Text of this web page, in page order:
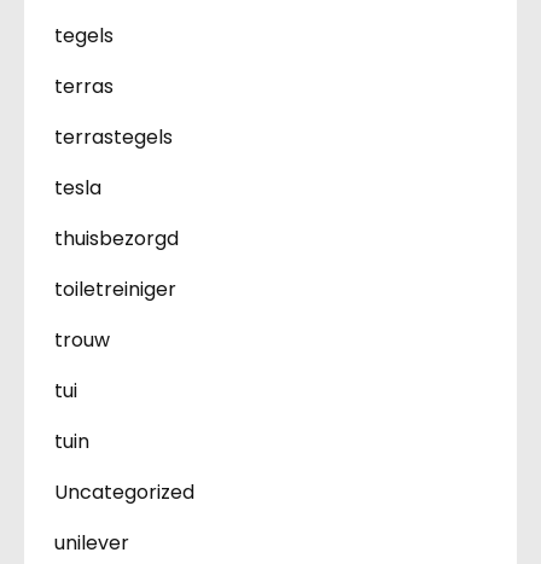
tegels
terras
terrastegels
tesla
thuisbezorgd
toiletreiniger
trouw
tui
tuin
Uncategorized
unilever